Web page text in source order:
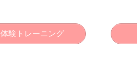
体験トレーニング